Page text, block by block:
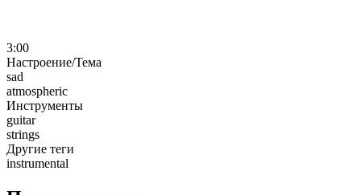
3:00
Настроение/Тема
sad
atmospheric
Инструменты
guitar
strings
Другие теги
instrumental